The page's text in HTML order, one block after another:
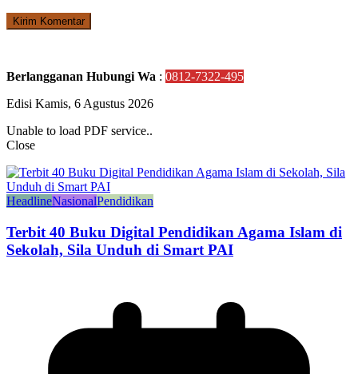
Berlangganan Hubungi Wa : 0812-7322-495
Edisi Kamis, 6 Agustus 2026
Unable to load PDF service..
Close
HeadlineNasionalPendidikan
Terbit 40 Buku Digital Pendidikan Agama Islam di
Sekolah, Sila Unduh di Smart PAI